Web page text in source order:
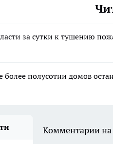
за сутки к тушению
более полусотни домов
Комментарии на